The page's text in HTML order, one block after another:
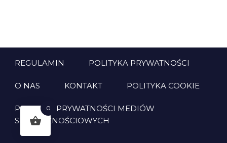
REGULAMIN POLITYKA PRYWATNOŚCI
O NAS KONTAKT POLITYKA COOKIE
POLITYKA PRYWATNOŚCI MEDIÓW
SPOŁECZNOŚCIOWYCH
0